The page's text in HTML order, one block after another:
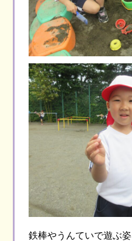
鉄棒やうんていで遊ぶ